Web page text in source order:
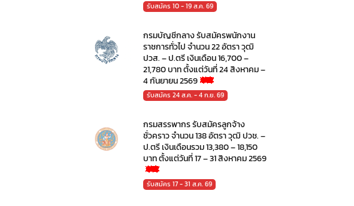
รับสมัคร 10 - 19 ส.ค. 69
กรมบัญชีกลาง รับสมัครพนักงาน
ราชการทั่วไป จำนวน 22 อัตรา วุฒิ
ปวส. – ป.ตรี เงินเดือน 16,700 –
21,780 บาท ตั้งแต่วันที่ 24 สิงหาคม –
4 กันยายน 2569
รับสมัคร 24 ส.ค. - 4 ก.ย. 69
กรมสรรพากร รับสมัครลูกจ้าง
ชั่วคราว จำนวน 138 อัตรา วุฒิ ปวช. –
ป.ตรี เงินเดือนรวม 13,380 – 18,150
บาท ตั้งแต่วันที่ 17 – 31 สิงหาคม 2569
รับสมัคร 17 - 31 ส.ค. 69